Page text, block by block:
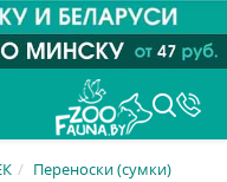
Переноски (сумки)